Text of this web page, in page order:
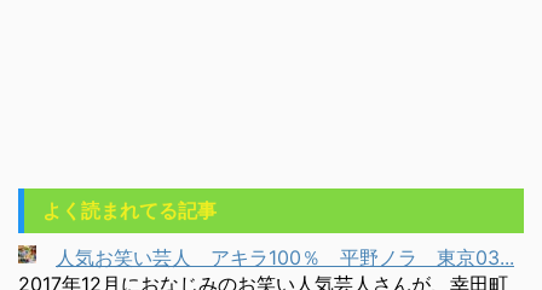
よく読まれてる記事
人気お笑い芸人 アキラ100％ 平野ノラ 東京03...
2017年12月におなじみのお笑い人気芸人さんが、幸田町